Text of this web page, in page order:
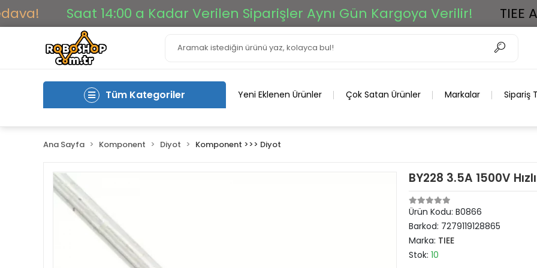
Saat 14:00 a Kadar Verilen Siparişler Aynı Gün Kargoya Verilir! TIEE Ar-
Tüm Kategoriler Yeni Eklenen Ürünler Çok Satan Ürünler Markalar Sipariş
Ana Sayfa Komponent Diyot Komponent >>> Diyot
BY228 3.5A 1500V
Ürün Kodu: B0866
Barkod: 7279119128865
Marka: TIEE
Stok: 10